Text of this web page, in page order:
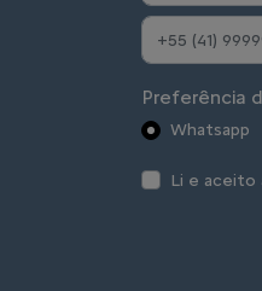
Preferência
Whatsapp
Li e aceito